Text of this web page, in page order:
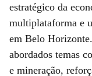
estratégico da
multiplataforma e
em Belo
abordados temas
e mineração,